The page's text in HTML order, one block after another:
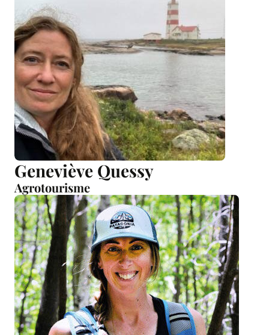
Geneviève Quessy
Agrotourisme